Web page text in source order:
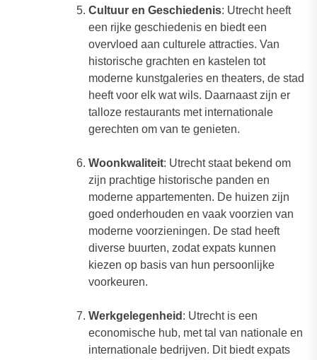
Cultuur en Geschiedenis: Utrecht heeft
een rijke geschiedenis en biedt een
overvloed aan culturele attracties. Van
historische grachten en kastelen tot
moderne kunstgaleries en theaters, de stad
heeft voor elk wat wils. Daarnaast zijn er
talloze restaurants met internationale
gerechten om van te genieten.
Woonkwaliteit: Utrecht staat bekend om
zijn prachtige historische panden en
moderne appartementen. De huizen zijn
goed onderhouden en vaak voorzien van
moderne voorzieningen. De stad heeft
diverse buurten, zodat expats kunnen
kiezen op basis van hun persoonlijke
voorkeuren.
Werkgelegenheid : Utrecht is een
economische hub, met tal van nationale en
internationale bedrijven. Dit biedt expats